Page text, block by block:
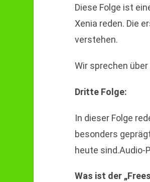
Diese Folge ist
Xenia reden. Die
verstehen.
Wir sprechen
Dritte Folge:
In dieser Folge
besonders
heute sind.Audio-
Was ist der